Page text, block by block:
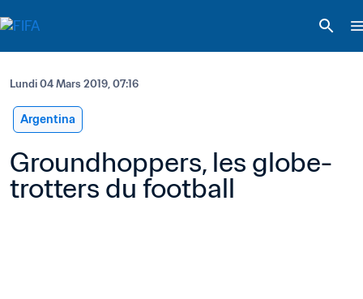
Lundi 04 Mars 2019, 07:16
Argentina
Groundhoppers, les globe-
trotters du football